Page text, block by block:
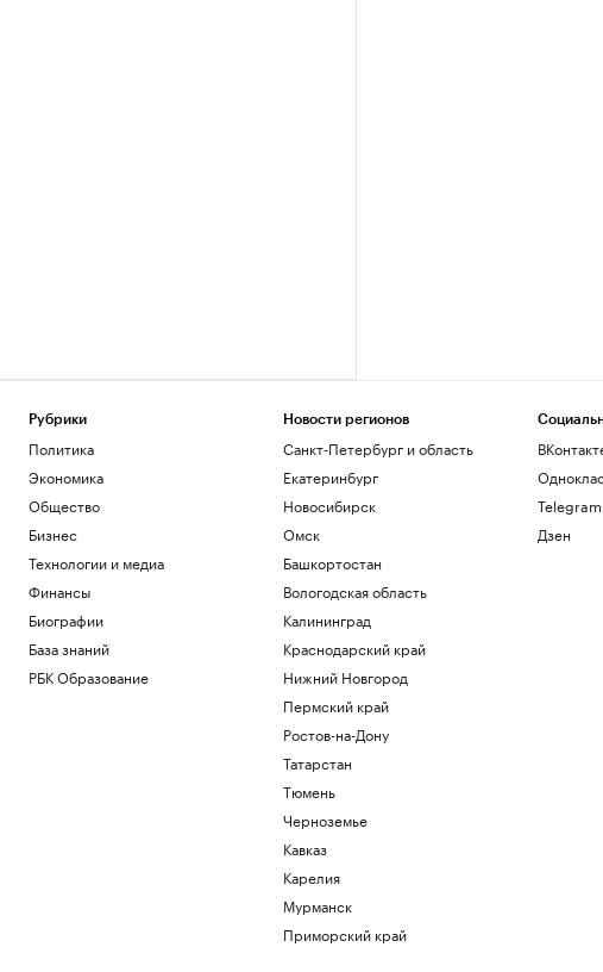
Рубрики
Политика
Экономика
Общество
Бизнес
Технологии и медиа
Финансы
Биографии
База знаний
РБК Образование
Новости регионов
Санкт-Петербург и область
Екатеринбург
Новосибирск
Омск
Башкортостан
Вологодская область
Калининград
Краснодарский край
Нижний Новгород
Пермский край
Ростов-на-Дону
Татарстан
Тюмень
Черноземье
Кавказ
Карелия
Мурманск
Приморский край
Telegram
Дзен